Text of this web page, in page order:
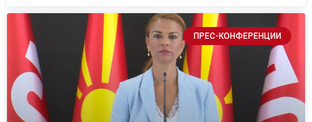
ПРЕС-КОНФЕРЕНЦИИ